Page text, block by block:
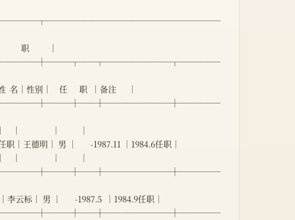
职          │
名│性别│    任      职  │备注      │
│          │
│王德明│ 男 │       -1987.11 │1984.6任职│
│          │
李云标│ 男 │       -1987.5  │1984.9任职│